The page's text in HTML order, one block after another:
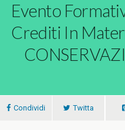
Evento
Crediti In
Condividi Twitta